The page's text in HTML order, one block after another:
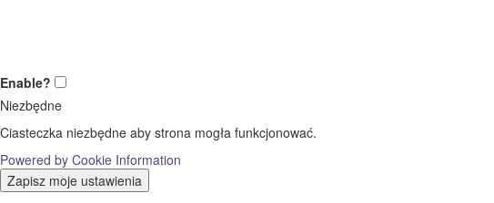
Enable?
Niezbędne
Ciasteczka niezbędne aby strona mogła funkcjonować.
Powered by Cookie Information
Zapisz moje ustawienia